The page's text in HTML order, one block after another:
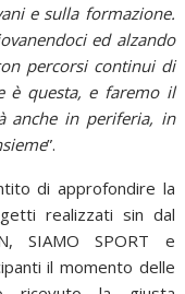
e sulla formazione.
ed alzando
percorsi continui di
è questa, e faremo il
anche in periferia, in
”.
di approfondire la
realizzati sin dal
SIAMO SPORT e
il momento delle